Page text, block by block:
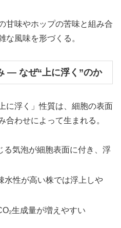
甘味やホップの苦味と組み合
な風味を形づくる。
― なぜ“上に浮く”のか
に浮く」性質は、細胞の表面
合わせによって生まれる。
る気泡が細胞表面に付き、浮
水性が高い株では浮上しや
生成量が増えやすい